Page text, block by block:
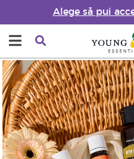
Alege să pui